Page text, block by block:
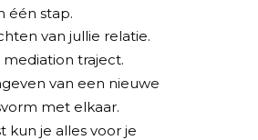
één stap.
van jullie relatie.
mediation traject.
van een nieuwe
met elkaar.
kun je alles voor je